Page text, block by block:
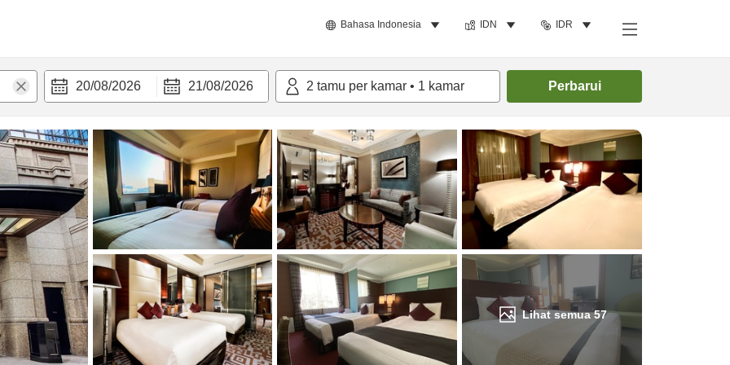
Bahasa Indonesia IDN IDR
20/08/2026 21/08/2026 2 tamu per kamar • 1 kamar Perbarui
Lihat semua57
Cari kamar